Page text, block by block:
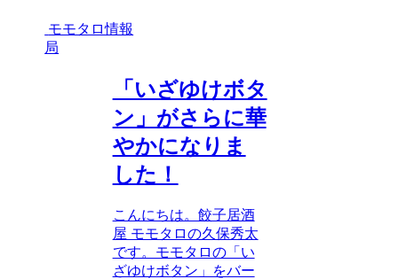
モモタロ情報
局
「いざゆけボタ
ン」がさらに華
やかになりま
した！
こんにちは。餃子居酒
屋 モモタロの久保秀太
です。モモタロの「い
ざゆけボタン」をバー